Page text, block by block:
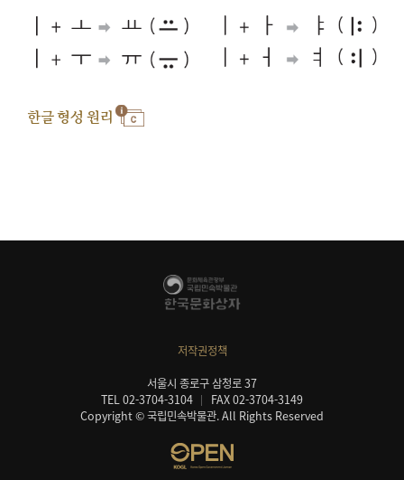
한글 형성 원리
저작권정책
서울시 종로구 삼청로 37
TEL 02-3704-3104
FAX 02-3704-3149
Copyright © 국립민속박물관. All Rights Reserved